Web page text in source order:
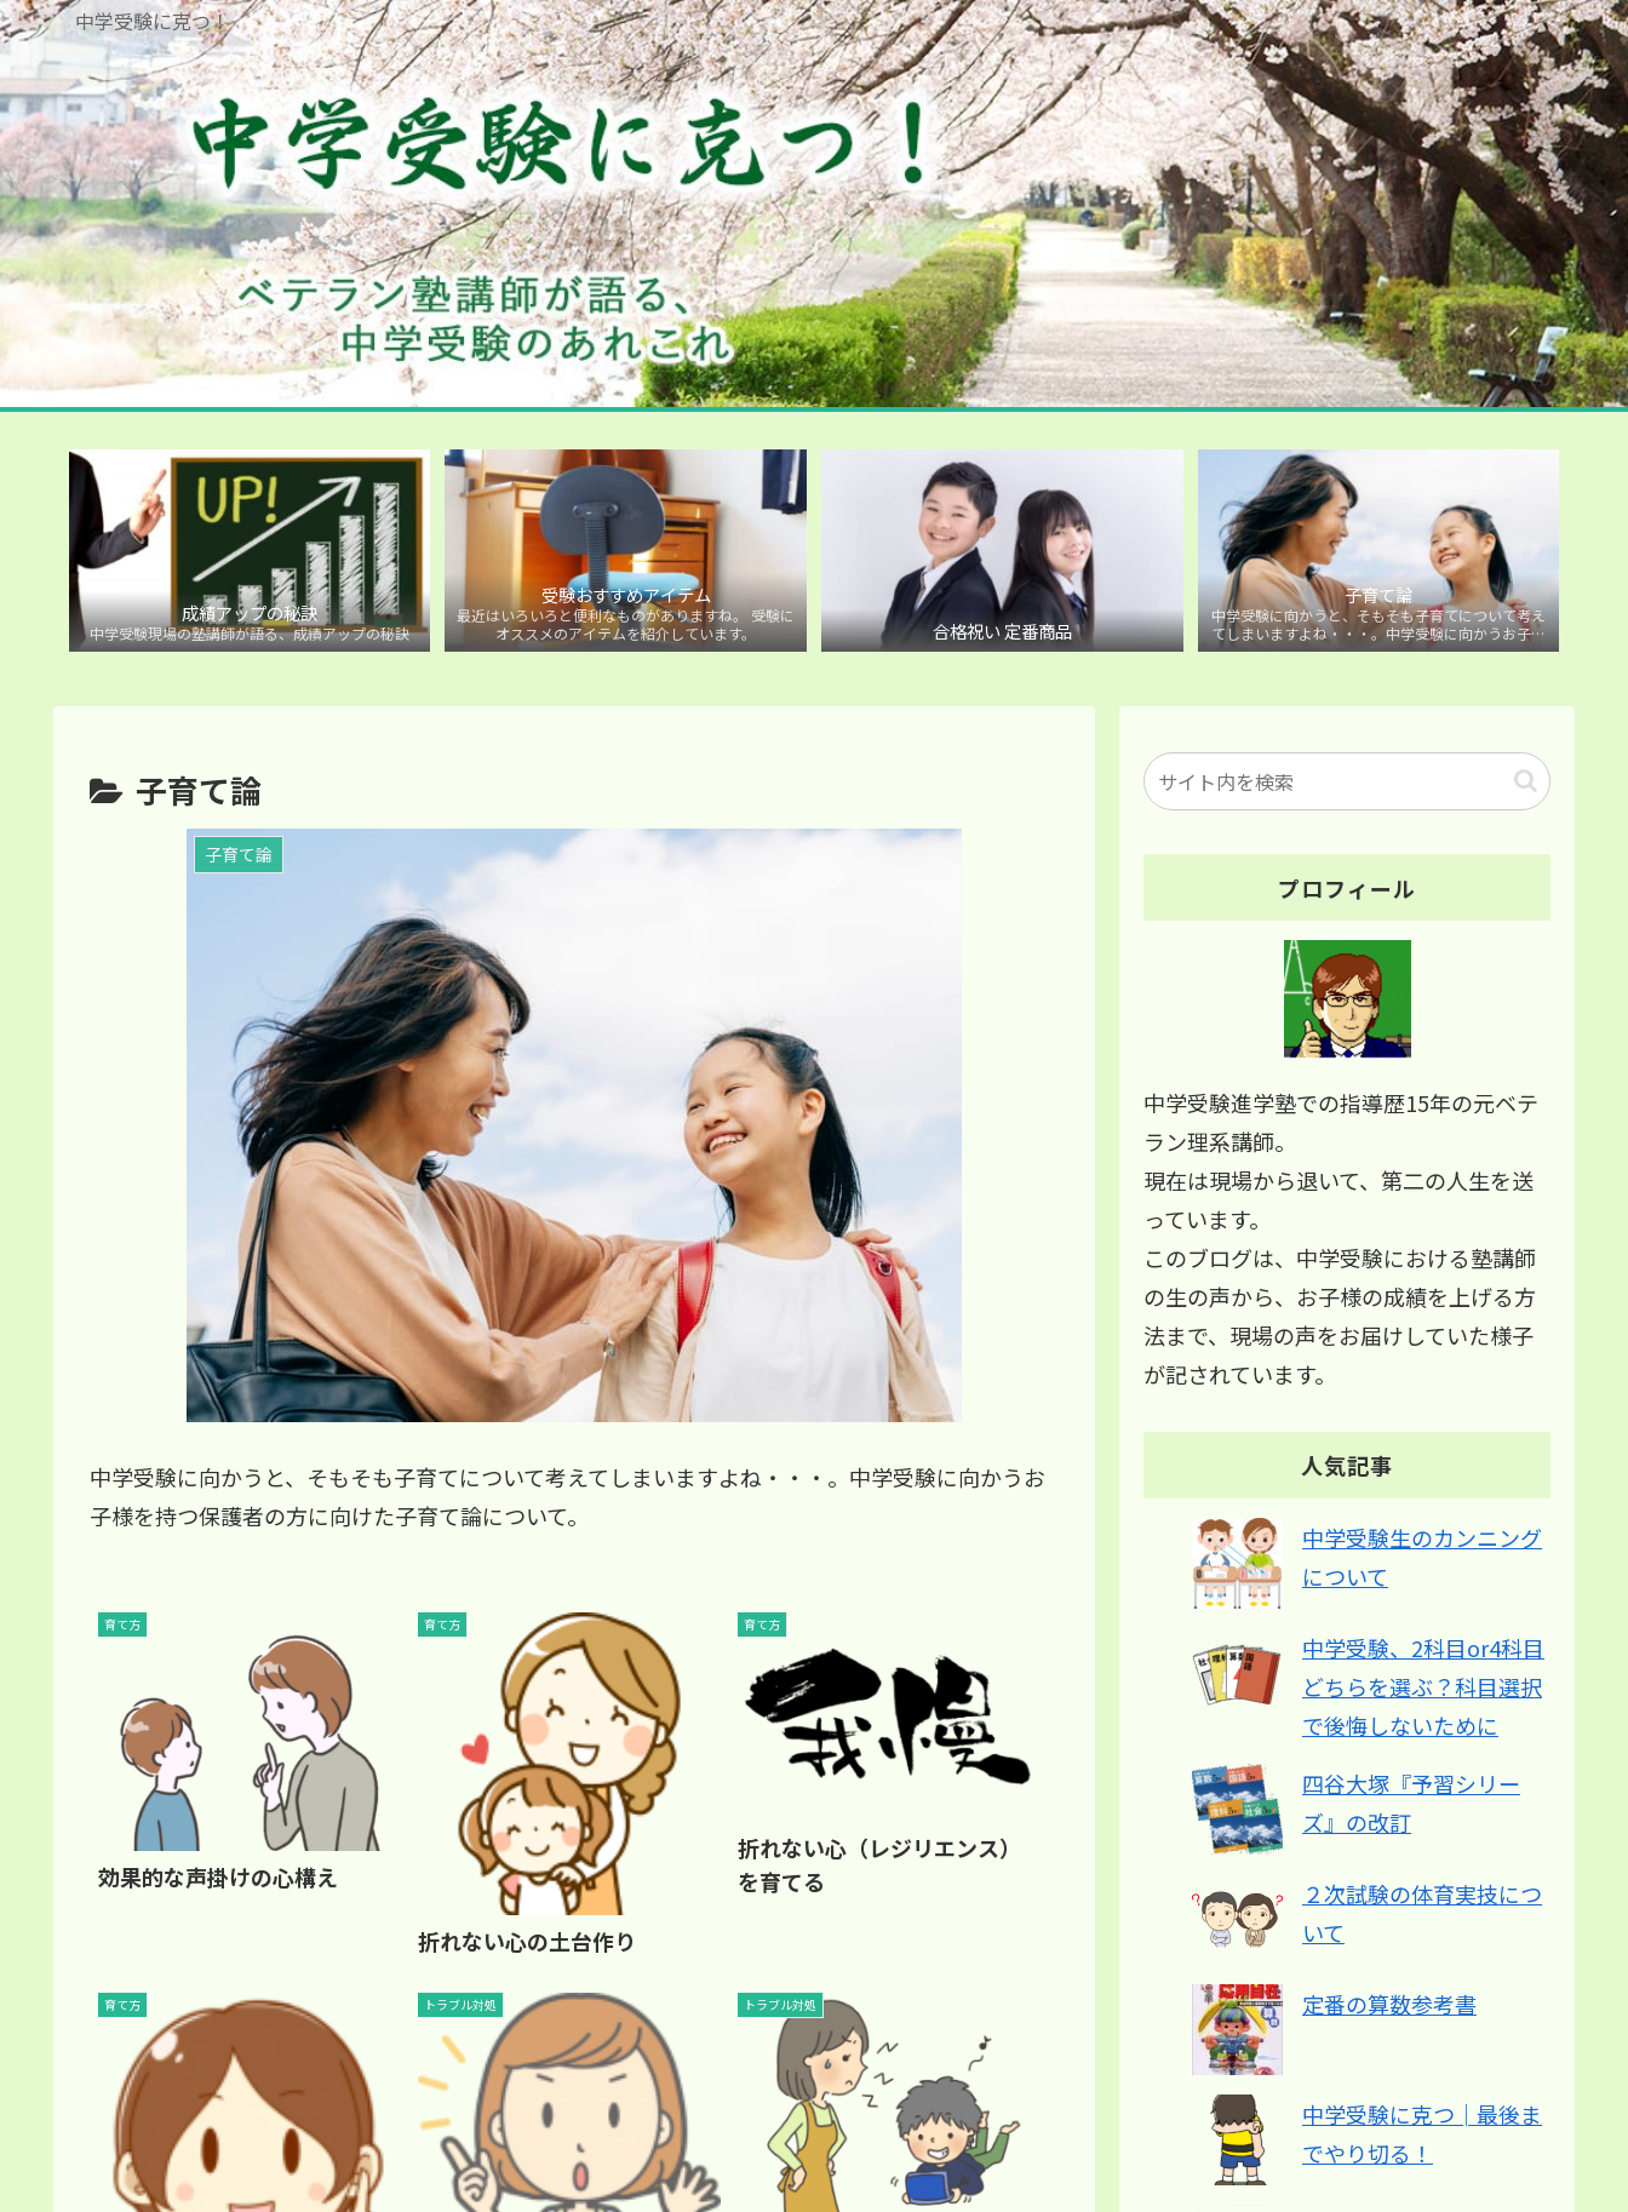
中学受験に克つ！
成績アップの秘訣
中学受験現場の塾講師が語る、成績アップの秘訣
受験おすすめアイテム
最近はいろいろと便利なものがありますね。 受験に
オススメのアイテムを紹介しています。
合格祝い 定番商品
子育て論
中学受験に向かうと、そもそも子育てについて考え
てしまいますよね・・・。中学受験に向かうお子様
を持つ保護者の方に向けた子育て論について。
子育て論
子育て論
中学受験に向かうと、そもそも子育てについて考えてしまいますよね・・・。中学受験に向かうお
子様を持つ保護者の方に向けた子育て論について。
育て方
効果的な声掛けの心構え
育て方
折れない心の土台作り
育て方
折れない心（レジリエンス）
を育てる
育て方 トラブル対処 トラブル対処
プロフィール
中学受験進学塾での指導歴15年の元ベテ
ラン理系講師。
現在は現場から退いて、第二の人生を送
っています。
このブログは、中学受験における塾講師
の生の声から、お子様の成績を上げる方
法まで、現場の声をお届けしていた様子
が記されています。
人気記事
中学受験生のカンニング
について
中学受験、2科目or4科目
どちらを選ぶ？科目選択
で後悔しないために
四谷大塚『予習シリー
ズ』の改訂
２次試験の体育実技につ
いて
定番の算数参考書
中学受験に克つ│最後ま
でやり切る！